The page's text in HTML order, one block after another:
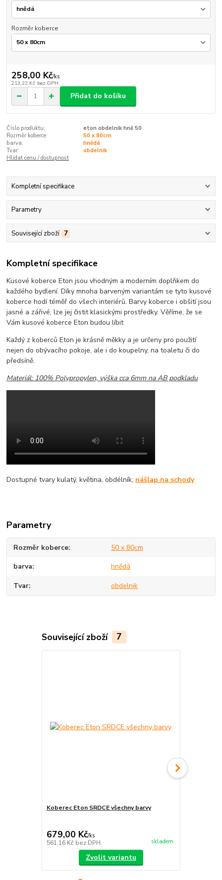
Rozměr koberce
258,00 Kč/ks
213,22 Kč bez DPH
Přidat do košíku
Číslo produktu:
eton obdelnik hně 50
Rozměr koberce:
50 x 80cm
barva:
hnědá
Tvar:
obdelnik
Hlídat cenu / dostupnost
Kompletní specifikace
Parametry
Související zboží 7
Kompletní specifikace
Kusové koberce Eton jsou vhodným a moderním doplňkem do
každého bydlení. Díky mnoha barveným variantám se tyto kusové
koberce hodí téměř do všech interiérů. Barvy koberce i obšití jsou
jasné a zářivé, lze jej čistit klasickými prostředky. Věříme, že se
Vám kusové koberce Eton budou líbit
Každý z koberců Eton je krásně měkky a je určeny pro použití
nejen do obývacího pokoje, ale i do koupelny, na toaletu či do
předsíně.
Materiál: 100% Polypropylen, výška cca 6mm na AB podkladu
Dostupné tvary kulatý, květina, obdélník, nášlap na schody
Parametry
Rozměr koberce 50 x 80cm
barva hnědá
Tvar obdelnik
Související zboží 7
Koberec Eton SRDCE všechny barvy
679,00 Kč/ks
561,16 Kč bez DPH skladem
Zvolit variantu